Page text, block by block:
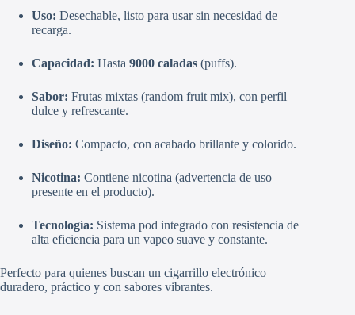
Uso: Desechable, listo para usar sin necesidad de
recarga.
Capacidad: Hasta 9000 caladas (puffs).
Sabor: Frutas mixtas (random fruit mix), con perfil
dulce y refrescante.
Diseño: Compacto, con acabado brillante y colorido.
Nicotina: Contiene nicotina (advertencia de uso
presente en el producto).
Tecnología: Sistema pod integrado con resistencia de
alta eficiencia para un vapeo suave y constante.
Perfecto para quienes buscan un cigarrillo electrónico
duradero, práctico y con sabores vibrantes.